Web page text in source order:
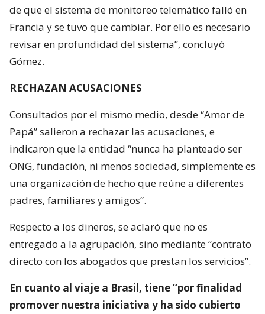
de que el sistema de monitoreo telemático falló en
Francia y se tuvo que cambiar. Por ello es necesario
revisar en profundidad del sistema”, concluyó
Gómez.
RECHAZAN ACUSACIONES
Consultados por el mismo medio, desde “Amor de
Papá” salieron a rechazar las acusaciones, e
indicaron que la entidad “nunca ha planteado ser
ONG, fundación, ni menos sociedad, simplemente es
una organización de hecho que reúne a diferentes
padres, familiares y amigos”.
Respecto a los dineros, se aclaró que no es
entregado a la agrupación, sino mediante “contrato
directo con los abogados que prestan los servicios”.
En cuanto al viaje a Brasil, tiene “por finalidad
promover nuestra iniciativa y ha sido cubierto